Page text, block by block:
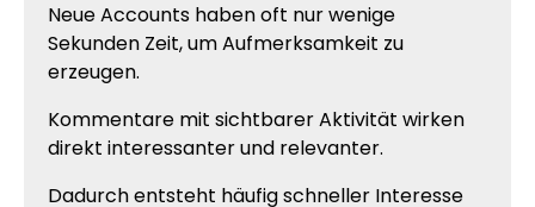
Neue Accounts haben oft nur wenige
Sekunden Zeit, um Aufmerksamkeit zu
erzeugen.
Kommentare mit sichtbarer Aktivität wirken
direkt interessanter und relevanter.
Dadurch entsteht häufig schneller Interesse